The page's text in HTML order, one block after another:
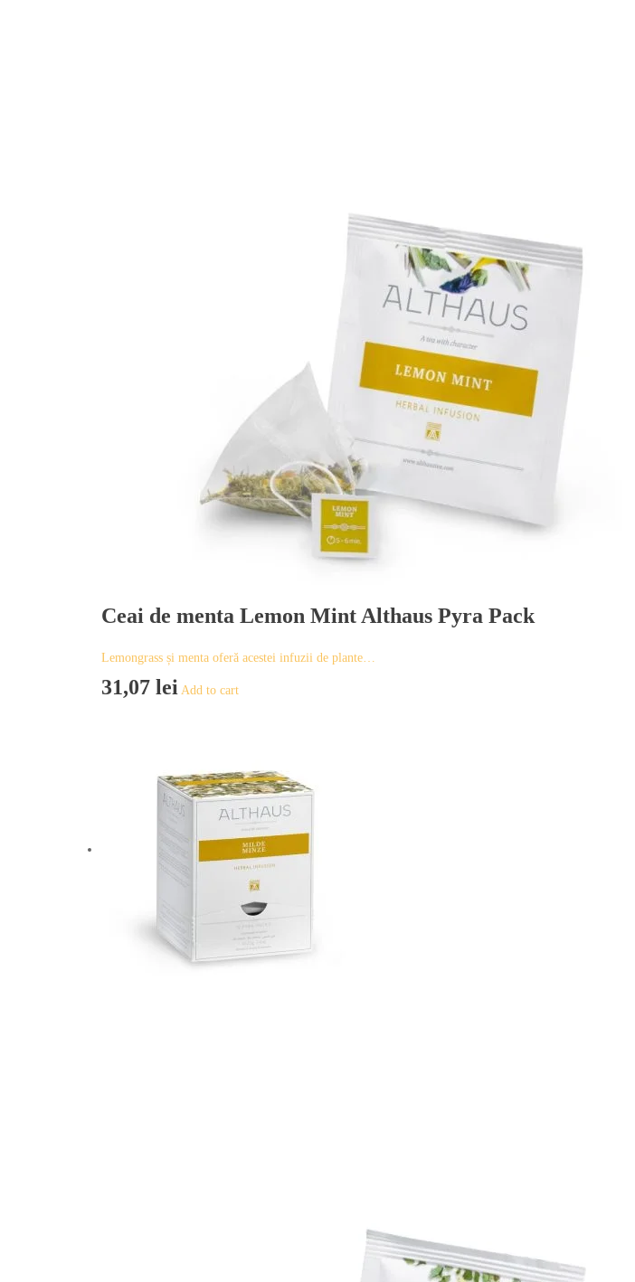
Ceai de menta Lemon Mint Althaus Pyra Pack
Lemongrass și menta oferă acestei infuzii de plante…
31,07 lei Add to cart